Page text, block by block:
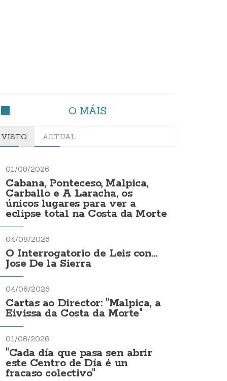
O MÁIS
VISTO ACTUAL
01/08/2026
Cabana, Ponteceso, Malpica,
Carballo e A Laracha, os
únicos lugares para ver a
eclipse total na Costa da Morte
04/08/2026
O Interrogatorio de Leis con...
Jose De la Sierra
04/08/2026
Cartas ao Director: "Malpica, a
Eivissa da Costa da Morte"
01/08/2026
"Cada día que pasa sen abrir
este Centro de Día é un
fracaso colectivo"